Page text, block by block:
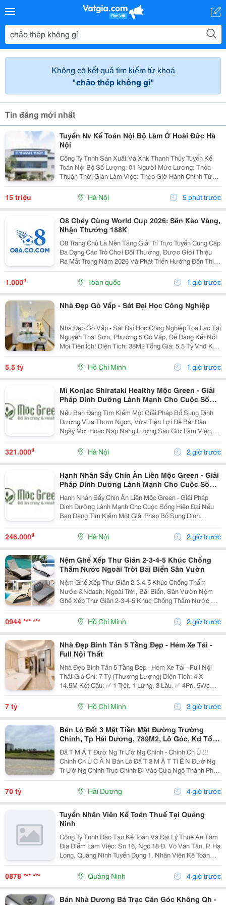
Không có kết quả tìm kiếm từ khoá
"chảo thép không gỉ"
Tin đăng mới nhất
Tuyển Nv Kế Toán Nội Bộ Làm Ở Hoài Đức Hà
Nội
Công Ty Tnhh Sản Xuất Và Xnk Thanh Thủy Tuyển Kế
Toán Nội Bộ Số Lượng: 01 Người Mức Lương: Thỏa
Thuận Thời Gian Làm Việc: Theo Giờ Hành Chính Từ
Thứ 2 Đến Thứ 7. Nội Dung Công Việc: - Làm Hợp Đồng
Mua Bán, Tính Lương Nhân Viên, Hợp...
15 triệu Hà Nội 5 phút trước
O8 Cháy Cùng World Cup 2026: Săn Kèo Vàng,
Nhận Thưởng 188K
O8 Trang Chủ Là Nền Tảng Giải Trí Trực Tuyến Cung Cấp
Đa Dạng Các Trò Chơi Đổi Thưởng, Được Giới Thiệu
Ra Mắt Trong Năm 2026 Và Phát Triển Hướng Đến Thị
Trường Châu Á. Theo Thông Tin Từ Nền Tảng, O8 Hoạt
Động Theo Các Tiêu Chuẩn Áp Dụng Trong Lĩnh...
1.000₫ Toàn quốc 1 giờ trước
Nhà Đẹp Gò Vấp - Sát Đại Học Công Nghiệp
Nhà Đẹp Gò Vấp - Sát Đại Học Công Nghiệp Tọa Lạc Tại
Nguyễn Thái Sơn, Phường 5 Gò Vấp, Dễ Dàng Kết Nối
Mọi Tiện Ích! Diện Tích: 38M2 Tổng Giá: 5.5 Tỷ Vnđ Kết
Cấu: Nhà 1 Trệt 2 Lầu Kiên Cố, 3Pn, 3Wc, Ban Công,
Sân Thượng Thoáng Mát, Sẵn Sàng Dọn...
5,5 tỷ Hồ Chí Minh 1 giờ trước
Mì Konjac Shirataki Healthy Mộc Green - Giải
Pháp Dinh Dưỡng Lành Mạnh Cho Cuộc Sống
Hiện Đại
Nếu Bạn Đang Tìm Kiếm Một Giải Pháp Bổ Sung Dinh
Dưỡng Vừa Thơm Ngon, Vừa Tiện Lợi Để Bắt Đầu
Ngày Mới Hoặc Nạp Năng Lượng Sau Giờ Làm Việc,
Thì Mì Konjac Shirataki Healthy Mộc Green Chính Là
Lựa Chọn Hoàn Hảo. Vì Sao Nên Lựa Chọn Mì Konjac...
321.000₫ Hà Nội 2 giờ trước
Hạnh Nhân Sấy Chín Ăn Liền Mộc Green - Giải
Pháp Dinh Dưỡng Lành Mạnh Cho Cuộc Sống
Hiện Đại
Hạnh Nhân Sấy Chín Ăn Liền Mộc Green - Giải Pháp
Dinh Dưỡng Lành Mạnh Cho Cuộc Sống Hiện Đại Nếu
Bạn Đang Tìm Kiếm Một Giải Pháp Bổ Sung Dinh
Dưỡng Vừa Thơm Ngon, Vừa Tiện Lợi Để Bắt Đầu
Ngày Mới Hoặc Nạp Năng Lượng Sau Giờ Làm Việc,
Thì Hạnh Nhân...
246.000₫ Hà Nội 2 giờ trước
Nệm Ghế Xếp Thư Giãn 2-3-4-5 Khúc Chống
Thấm Nước Ngoài Trời Bãi Biển Sân Vườn
Nệm Ghế Xếp Thư Giãn 2-3-4-5 Khúc Chống Thấm
Nước &Ndash; Ngoài Trời, Bãi Biển, Sân Vườn Nệm
Ghế Xếp Thư Giãn 2-3-4-5 Khúc Chống Thấm Nước Có
Nhiều Mẫu, Kích Thước, Màu Sắc Và Chất Liệu Phù
Hợp Nhu Cầu Lựa Chọn. Sản Phẩm Hoàn Thiện Tỉ Mỉ,
Bền Đẹp,...
0944 *** *** Hồ Chí Minh 2 giờ trước
Nhà Đẹp Bình Tân 5 Tầng Đẹp - Hẻm Xe Tải -
Full Nội Thất
Nhà Đẹp Bình Tân 5 Tầng Đẹp - Hẻm Xe Tải - Full Nội
Thất Giá Chỉ: 7 Tỷ (Thương Lượng) Diện Tích: 4 X
14.5M Kết Cấu: ✅ 1 Trệt, 1 Lửng, 3 Lầu. ✅ 4Pn, 5Wc
(Có Thể Bố Trí 6Pn). ✅ Phòng Thờ, Phòng Giặt, Sân
Thượng. Hẻm Xe Tải, Gần Mặt Tiền, Thuận...
7 tỷ Hồ Chí Minh 3 giờ trước
Bán Lô Đất 3 Mặt Tiền Mặt Đường Trường
Chinh, Tp Hải Dương, 789M2, Lô Góc, Kd Tốt,
Vị Trí Đẹp
Đấ T M Ặ T Đườ Ng Tr Ườ Ng Chinh - Chính Ch Ủ !!!
Chính Ch Ủ C Ầ N Bán Lô Đấ T 3 M Ặ T Ti Ề N Đườ Ng
Tr Ườ Ng Chinh Trục Chính Đi Vào Cửa Ngõ Thành Ph Ố
H Ả I D Ươ Ng - Di Ệ N Tích 789M2, Lô Góc 3 M Ặ T Ti Ề
70 tỷ Hải Dương 4 giờ trước
Tuyển Nhân Viên Kế Toán Thuế Tại Quảng
Ninh
Công Ty Tnhh Đào Tạo Kế Toán Và Đại Lý Thuế An Tâm
Địa Điểm Làm Việc: Sn 16, Ngõ 18 Đ. Võ Văn Tần, P. Hạ
Long, Quảng Ninh Tuyển Dụng 1. Nhân Viên Kế Toán
Thuế : 05 Mô Tả Công Việc: &Bull; Thực Hiện Các Công
Việc Liên Quan Đến Kế Toán Thuế...
0878 *** *** Quảng Ninh 4 giờ trước
Bán Nhà Dương Bá Trạc Căn Góc Không Qh -